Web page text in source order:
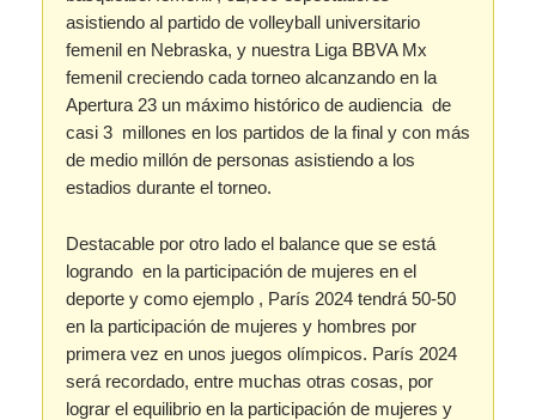
asistiendo al partido de volleyball universitario
femenil en Nebraska, y nuestra Liga BBVA Mx
femenil creciendo cada torneo alcanzando en la
Apertura 23 un máximo histórico de audiencia de
casi 3 millones en los partidos de la final y con más
de medio millón de personas asistiendo a los
estadios durante el torneo.
Destacable por otro lado el balance que se está
logrando en la participación de mujeres en el
deporte y como ejemplo , París 2024 tendrá 50-50
en la participación de mujeres y hombres por
primera vez en unos juegos olímpicos. París 2024
será recordado, entre muchas otras cosas, por
lograr el equilibrio en la participación de mujeres y